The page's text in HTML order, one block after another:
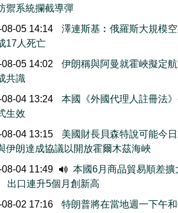
禦系統攔截導彈
08-05 14:14
澤連斯基︰俄羅斯大規模
17人死亡
05 14:02
伊朗稱與阿曼就霍峽擬定
共識
08-04 13:24
本國《外國代理人註冊法
生效
08-04 13:15
美國財長貝森特說可能今
伊朗達成協議以開放霍爾木茲海峽
08-04 11:49
本國6月商品貿易順差擴
口連升5個月創新高
08-02 17:16
特朗普將在當地週一下午